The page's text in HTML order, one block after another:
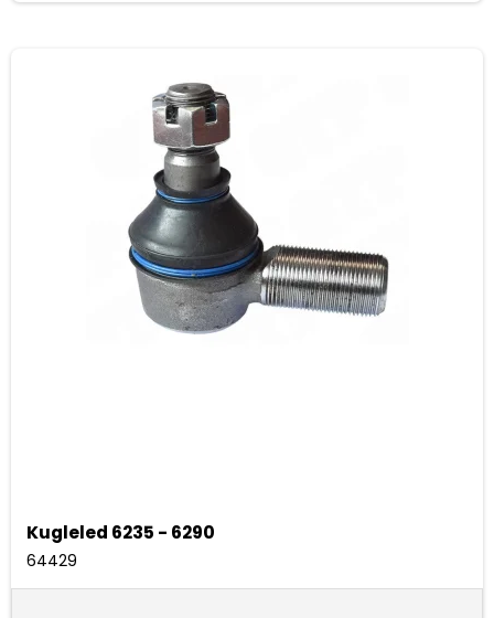
Kugleled 6235 - 6290
64429